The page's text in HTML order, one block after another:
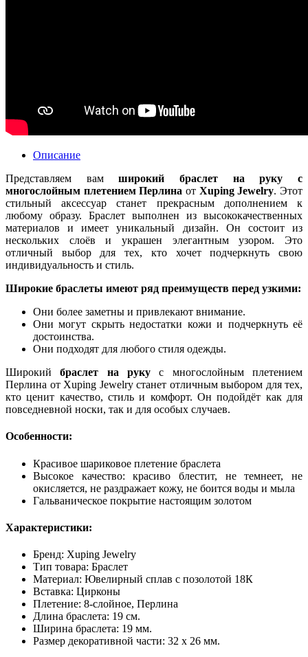
Описание
Представляем вамширокий браслет на руку с
многослойным плетением Перлина от Xuping Jewelry. Этот
стильный аксессуар станет прекрасным дополнением к
любому образу. Браслет выполнен из высококачественных
материалов и имеет уникальный дизайн. Он состоит из
нескольких слоёв и украшен элегантным узором. Это
отличный выбор для тех, кто хочет подчеркнуть свою
индивидуальность и стиль.
Широкие браслеты имеют ряд преимуществ перед узкими:
Они более заметны и привлекают внимание.
Они могут скрыть недостатки кожи и подчеркнуть её
достоинства.
Они подходят для любого стиля одежды.
Широкийбраслет на руку с многослойным плетением
Перлина от Xuping Jewelry станет отличным выбором для тех,
кто ценит качество, стиль и комфорт. Он подойдёт как для
повседневной носки, так и для особых случаев.
Особенности:
Красивое шариковое плетение браслета
Высокое качество: красиво блестит, не темнеет, не
окисляется, не раздражает кожу, не боится воды и мыла
Гальваническое покрытие настоящим золотом
Характеристики:
Бренд: Xuping Jewelry
Тип товара: Браслет
Материал: Ювелирный сплав с позолотой 18К
Вставка: Цирконы
Плетение: 8-слойное, Перлина
Длина браслета: 19 см.
Ширина браслета: 19 мм.
Размер декоративной части: 32 x 26 мм.